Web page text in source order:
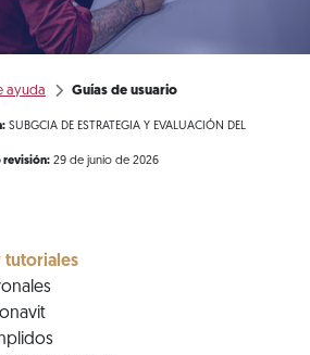
ayuda Guías de usuario
SUBGCIA DE ESTRATEGIA Y EVALUACIÓN DEL
revisión: 29 de junio de 2026
tutoriales